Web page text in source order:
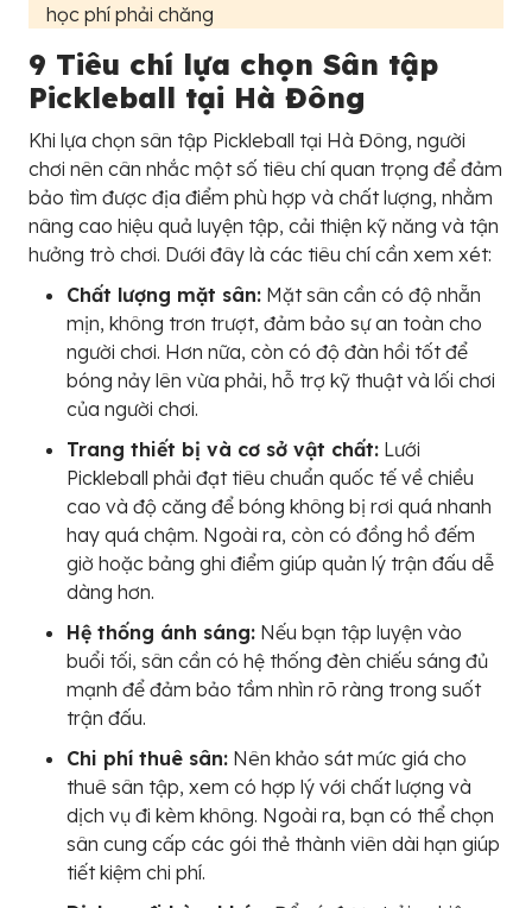
học phí phải chăng
9 Tiêu chí lựa chọn Sân tập
Pickleball tại Hà Đông
Khi lựa chọn sân tập Pickleball tại Hà Đông, người
chơi nên cân nhắc một số tiêu chí quan trọng để đảm
bảo tìm được địa điểm phù hợp và chất lượng, nhằm
nâng cao hiệu quả luyện tập, cải thiện kỹ năng và tận
hưởng trò chơi. Dưới đây là các tiêu chí cần xem xét:
Chất lượng mặt sân: Mặt sân cần có độ nhẵn
mịn, không trơn trượt, đảm bảo sự an toàn cho
người chơi. Hơn nữa, còn có độ đàn hồi tốt để
bóng nảy lên vừa phải, hỗ trợ kỹ thuật và lối chơi
của người chơi.
Trang thiết bị và cơ sở vật chất: Lưới
Pickleball phải đạt tiêu chuẩn quốc tế về chiều
cao và độ căng để bóng không bị rơi quá nhanh
hay quá chậm. Ngoài ra, còn có đồng hồ đếm
giờ hoặc bảng ghi điểm giúp quản lý trận đấu dễ
dàng hơn.
Hệ thống ánh sáng: Nếu bạn tập luyện vào
buổi tối, sân cần có hệ thống đèn chiếu sáng đủ
mạnh để đảm bảo tầm nhìn rõ ràng trong suốt
trận đấu.
Chi phí thuê sân: Nên khảo sát mức giá cho
thuê sân tập, xem có hợp lý với chất lượng và
dịch vụ đi kèm không. Ngoài ra, bạn có thể chọn
sân cung cấp các gói thẻ thành viên dài hạn giúp
tiết kiệm chi phí.